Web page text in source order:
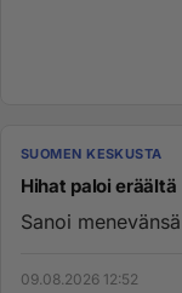
SUOMEN KESKUSTA
Hihat paloi eräältä
Sanoi
09.08.2026 12:52